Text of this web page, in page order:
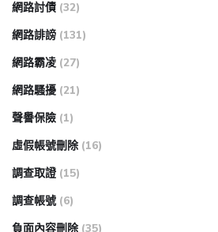
網路討債 (32)
網路誹謗 (131)
網路霸凌 (27)
網路騷擾 (21)
聲譽保險 (1)
虛假帳號刪除 (16)
調查取證 (15)
調查帳號 (6)
負面內容刪除 (35)